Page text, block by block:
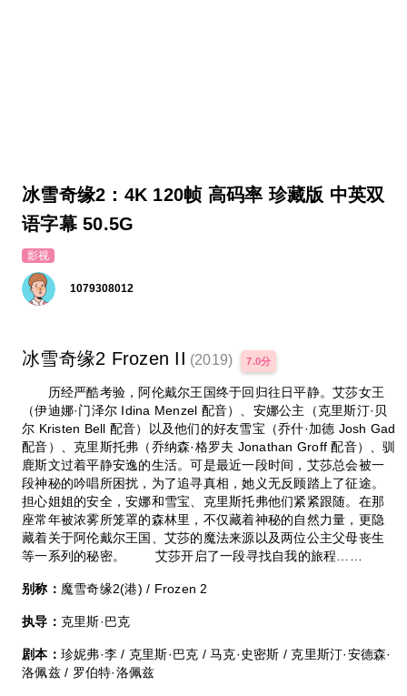
冰雪奇缘2：4K 120帧 高码率 珍藏版 中英双
语字幕 50.5G
影视
1079308012
冰雪奇缘2 Frozen II (2019) 7.0分
历经严酷考验，阿伦戴尔王国终于回归往日平静。艾莎女王
（伊迪娜·门泽尔 Idina Menzel 配音）、安娜公主（克里斯汀·贝
尔 Kristen Bell 配音）以及他们的好友雪宝（乔什·加德 Josh Gad
配音）、克里斯托弗（乔纳森·格罗夫 Jonathan Groff 配音）、驯
鹿斯文过着平静安逸的生活。可是最近一段时间，艾莎总会被一
段神秘的吟唱所困扰，为了追寻真相，她义无反顾踏上了征途。
担心姐姐的安全，安娜和雪宝、克里斯托弗他们紧紧跟随。在那
座常年被浓雾所笼罩的森林里，不仅藏着神秘的自然力量，更隐
藏着关于阿伦戴尔王国、艾莎的魔法来源以及两位公主父母丧生
等一系列的秘密。 艾莎开启了一段寻找自我的旅程……
别称： 魔雪奇缘2(港) / Frozen 2
执导： 克里斯·巴克
剧本： 珍妮弗·李 / 克里斯·巴克 / 马克·史密斯 / 克里斯汀·安德森·
洛佩兹 / 罗伯特·洛佩兹